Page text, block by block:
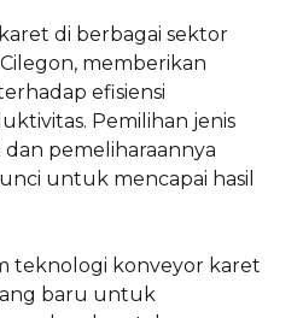
di berbagai sektor
memberikan
efisiensi
Pemilihan jenis
pemeliharaannya
untuk mencapai hasil
teknologi konveyor karet
baru untuk